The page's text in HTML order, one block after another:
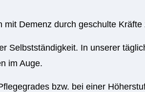
Demenz durch geschulte
Selbstständigkeit. In unserer
im Auge.
bzw. bei einer